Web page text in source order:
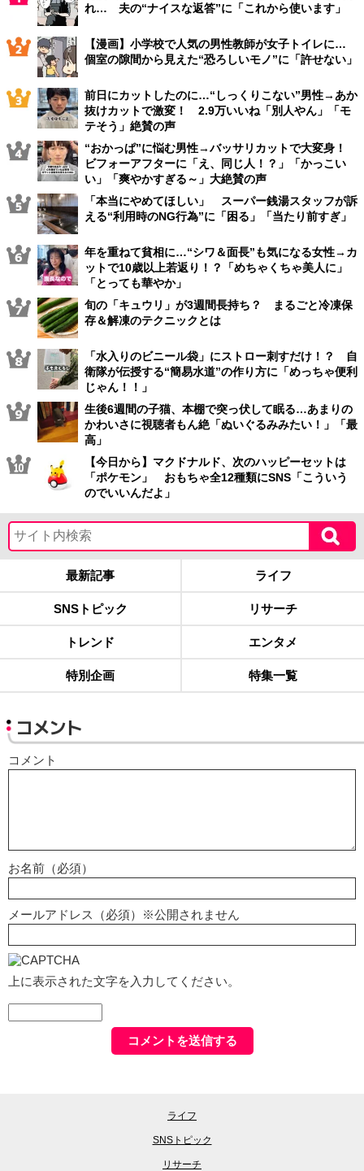
れ… 夫の“ナイスな返答”に「これから使います」
【漫画】小学校で人気の男性教師が女子トイレに…
個室の隙間から見えた“恐ろしいモノ”に「許せない」
前日にカットしたのに…“しっくりこない”男性→あか
抜けカットで激変！ 2.9万いいね「別人やん」「モ
テそう」絶賛の声
“おかっぱ”に悩む男性→バッサリカットで大変身！
ビフォーアフターに「え、同じ人！？」「かっこい
い」「爽やかすぎる～」大絶賛の声
「本当にやめてほしい」 スーパー銭湯スタッフが訴
える“利用時のNG行為”に「困る」「当たり前すぎ」
年を重ねて貧相に…“シワ＆面長”も気になる女性→カ
ットで10歳以上若返り！？「めちゃくちゃ美人に」
「とっても華やか」
旬の「キュウリ」が3週間長持ち？ まるごと冷凍保
存＆解凍のテクニックとは
「水入りのビニール袋」にストロー刺すだけ！？ 自
衛隊が伝授する“簡易水道”の作り方に「めっちゃ便利
じゃん！！」
生後6週間の子猫、本棚で突っ伏して眠る…あまりの
かわいさに視聴者もん絶「ぬいぐるみみたい！」「最
高」
【今日から】マクドナルド、次のハッピーセットは
「ポケモン」 おもちゃ全12種類にSNS「こういう
のでいいんだよ」
最新記事 ライフ
SNSトピック リサーチ
トレンド エンタメ
特別企画 特集一覧
コメント
コメント
お名前（必須）
メールアドレス（必須）※公開されません
上に表示された文字を入力してください。
ライフ
SNSトピック
リサーチ